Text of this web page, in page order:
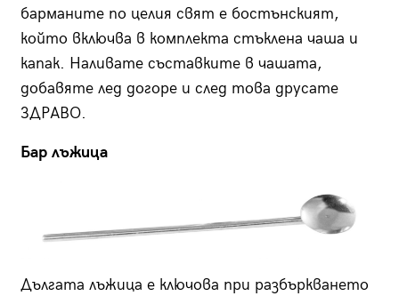
барманите по целия свят е бостънският,
който включва в комплекта стъклена чаша и
капак. Наливате съставките в чашата,
добавяте лед догоре и след това друсате
ЗДРАВО.
Бар лъжица
Дългата лъжица е ключова при разбъркването